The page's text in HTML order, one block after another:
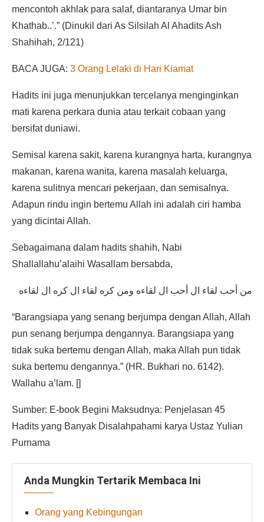
mencontoh akhlak para salaf, diantaranya Umar bin
Khathab..’.” (Dinukil dari As Silsilah Al Ahadits Ash
Shahihah, 2/121)
BACA JUGA: 3 Orang Lelaki di Hari Kiamat
Hadits ini juga menunjukkan tercelanya menginginkan
mati karena perkara dunia atau terkait cobaan yang
bersifat duniawi.
Semisal karena sakit, karena kurangnya harta, kurangnya
makanan, karena wanita, karena masalah keluarga,
karena sulitnya mencari pekerjaan, dan semisalnya.
Adapun rindu ingin bertemu Allah ini adalah ciri hamba
yang dicintai Allah.
Sebagaimana dalam hadits shahih, Nabi
Shallallahu’alaihi Wasallam bersabda,
من أحب لقاء ال أحب ال لقاءه ومن كره لقاء ال كره ال لقاءه
“Barangsiapa yang senang berjumpa dengan Allah, Allah
pun senang berjumpa dengannya. Barangsiapa yang
tidak suka bertemu dengan Allah, maka Allah pun tidak
suka bertemu dengannya.” (HR. Bukhari no. 6142).
Wallahu a’lam. []
Sumber: E-book Begini Maksudnya: Penjelasan 45
Hadits yang Banyak Disalahpahami karya Ustaz Yulian
Purnama
Anda Mungkin Tertarik Membaca Ini
Orang yang Kebingungan